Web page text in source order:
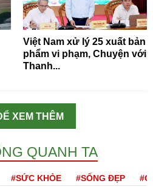
Việt Nam xử lý 25 xuất bản
phẩm vi phạm, Chuyện với
Thanh...
XEM THÊM
QUANH TA
#SỨC KHỎE #SỐNG ĐẸP